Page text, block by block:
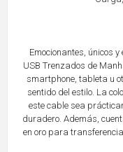
Emocionantes, únicos
USB Trenzados de
smartphone, tableta u
sentido del estilo. La
este cable sea
duradero. Además,
en oro para